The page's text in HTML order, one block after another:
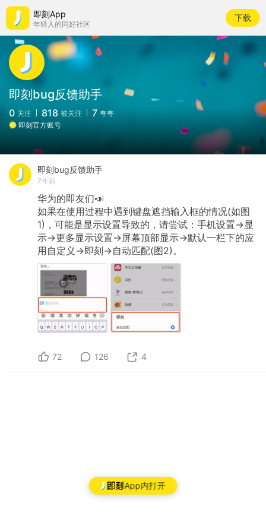
即刻App
年轻人的同好社区
下载
App内打开
即刻bug反馈助手
0 关注 818 被关注 7 夸夸
即刻官方账号
即刻bug反馈助手
7年前
华为的即友们📣
如果在使用过程中遇到键盘遮挡输入框的情况(如图
1)，可能是显示设置导致的，请尝试：手机设置→显
示→更多显示设置→屏幕顶部显示→默认一栏下的应
用自定义→即刻→自动匹配(图2)。
72 126 4